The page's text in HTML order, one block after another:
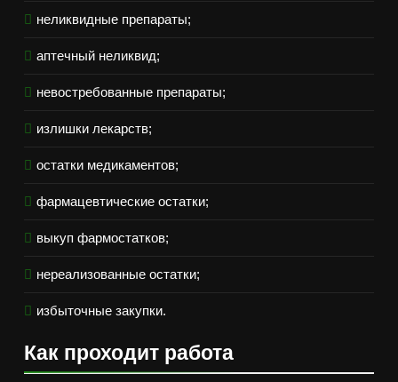
неликвидные препараты;
аптечный неликвид;
невостребованные препараты;
излишки лекарств;
остатки медикаментов;
фармацевтические остатки;
выкуп фармостатков;
нереализованные остатки;
избыточные закупки.
Как проходит работа